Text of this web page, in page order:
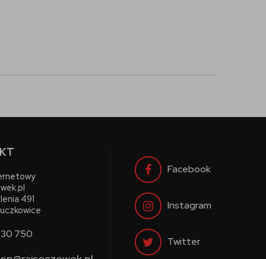
491
750
Facebook
Instagram
Twitter